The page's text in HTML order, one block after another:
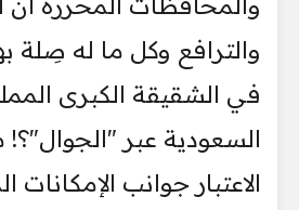
والترافع وكل ما له صِلة
في الشقيقة الكبرى
السعودية عبر
الاعتبار جوانب الإمكانات